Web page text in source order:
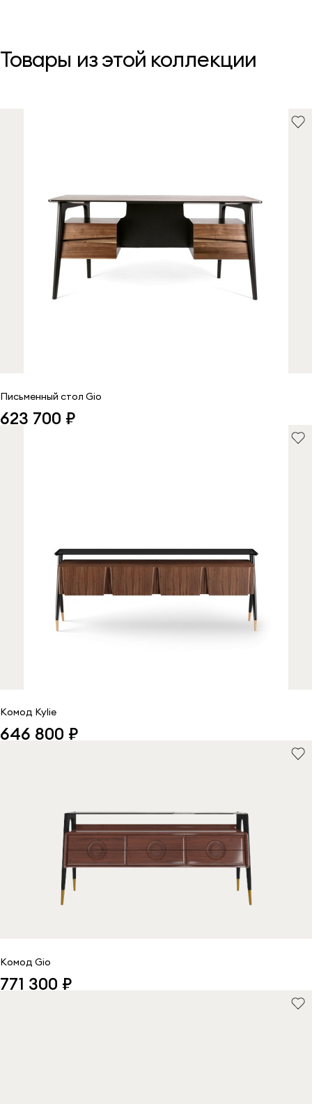
Товары из этой коллекции
Письменный стол Gio
623 700 ₽
Комод Kylie
646 800 ₽
Комод Gio
771 300 ₽